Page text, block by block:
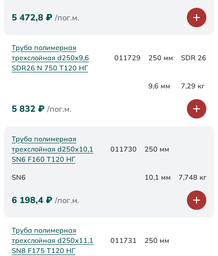
5 472,8 ₽ /пог.м.
Труба полимерная
трехслойная d250x9,6
SDR26 N 750 Т120 НГ
011729 250 мм SDR 26
9,6 мм 7,29 кг
5 832 ₽ /пог.м.
Труба полимерная
трехслойная d250х10,1
SN6 F160 Т120 НГ
011730 250 мм
SN6 10,1 мм 7,748 кг
6 198,4 ₽ /пог.м.
Труба полимерная
трехслойная d250х11,1
SN8 F175 Т120 НГ
011731 250 мм